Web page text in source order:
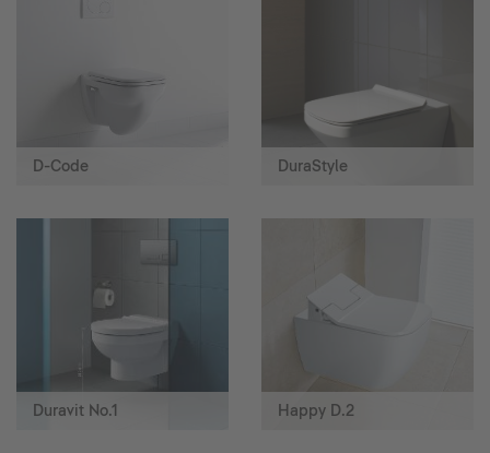
D-Code DuraStyle
Duravit No.1 Happy D.2